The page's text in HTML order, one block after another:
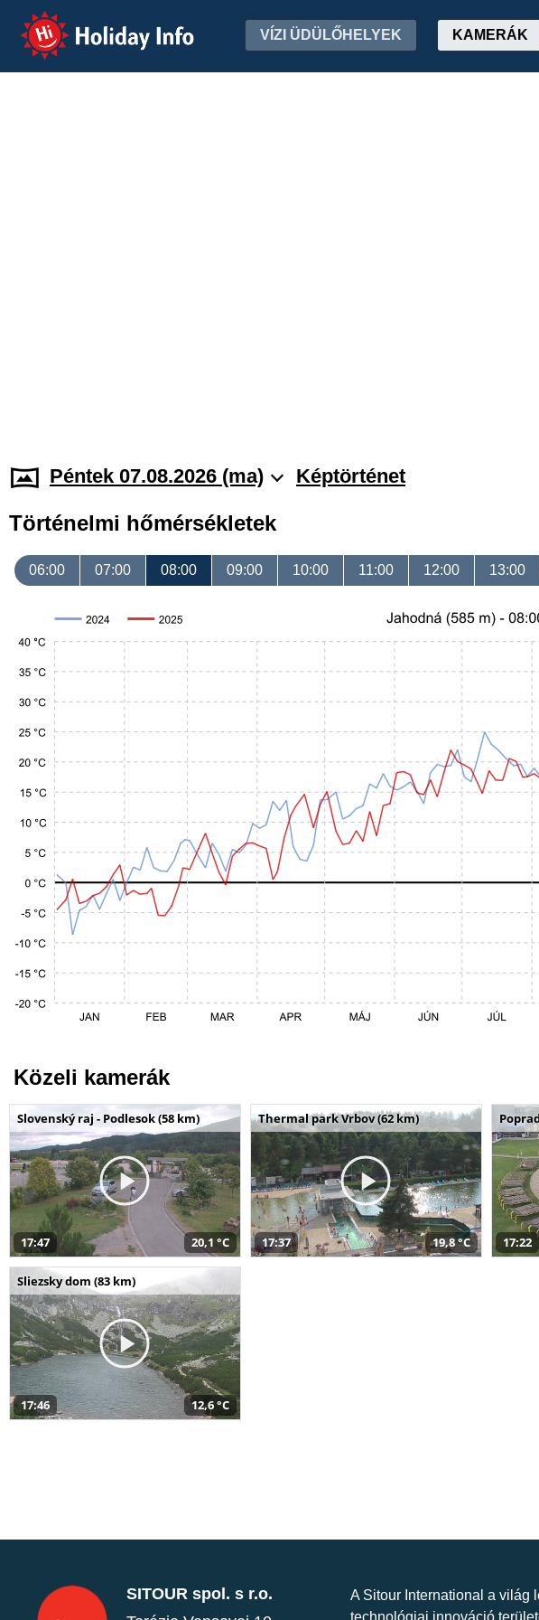
Holiday Info VÍZI ÜDÜLŐHELYEK KAMERÁK
Péntek 07.08.2026 (ma) Képtörténet
Történelmi hőmérsékletek
06:00 07:00 08:00 09:00 10:00 11:00 12:00 13:00
Közeli kamerák
Slovenský raj - Podlesok (58 km)
17:47 20,1 °C
Thermal park Vrbov (62 km)
17:37 19,8 °C 17:22
Sliezsky dom (83 km)
17:46 12,6 °C
SITOUR spol. s r.o.
A Sitour International a világ